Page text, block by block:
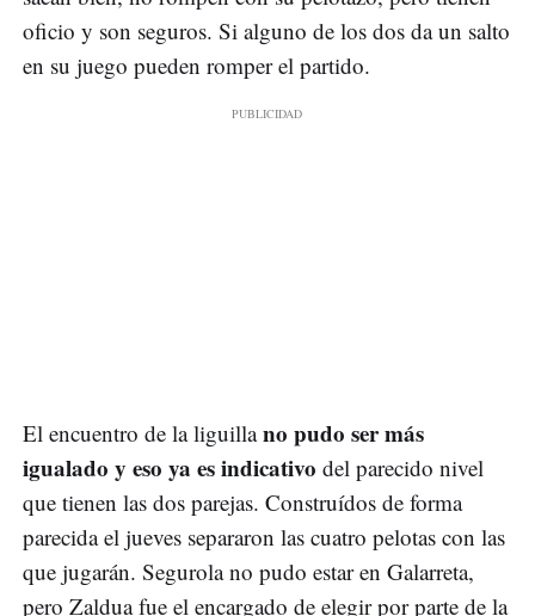
oficio y son seguros. Si alguno de los dos da un salto
en su juego pueden romper el partido.
El encuentro de la liguillano pudo ser más
igualado y eso ya es indicativo del parecido nivel
que tienen las dos parejas. Construídos de forma
parecida el jueves separaron las cuatro pelotas con las
que jugarán. Segurola no pudo estar en Galarreta,
pero Zaldua fue el encargado de elegir por parte de la